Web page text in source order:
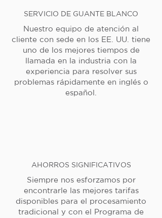
SERVICIO DE GUANTE BLANCO
Nuestro equipo de atención al
cliente con sede en los EE. UU. tiene
uno de los mejores tiempos de
llamada en la industria con la
experiencia para resolver sus
problemas rápidamente en inglés o
español.
AHORROS SIGNIFICATIVOS
Siempre nos esforzamos por
encontrarle las mejores tarifas
disponibles para el procesamiento
tradicional y con el Programa de